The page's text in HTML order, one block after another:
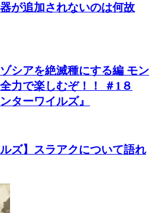
が追加されないのは何故
ゾシアを絶滅種にする編 モン
力で楽しむぞ！！ ＃1８
ターワイルズ』
ルズ】スラアクについて語れ